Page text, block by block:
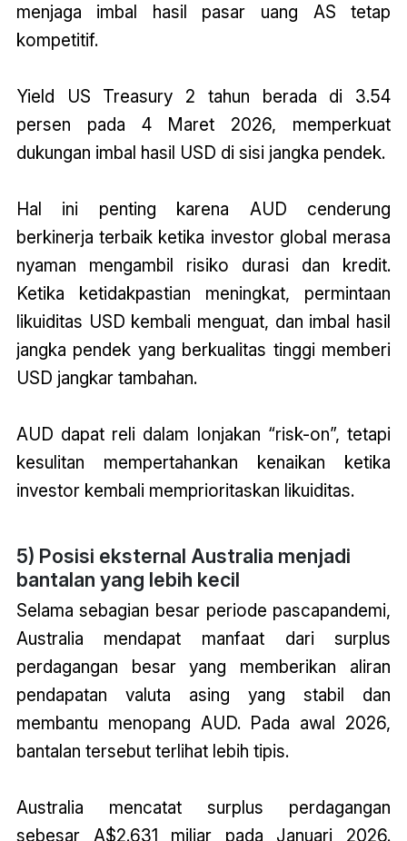
menjaga imbal hasil pasar uang AS tetap
kompetitif.
Yield US Treasury 2 tahun berada di 3.54
persen pada 4 Maret 2026, memperkuat
dukungan imbal hasil USD di sisi jangka pendek.
Hal ini penting karena AUD cenderung
berkinerja terbaik ketika investor global merasa
nyaman mengambil risiko durasi dan kredit.
Ketika ketidakpastian meningkat, permintaan
likuiditas USD kembali menguat, dan imbal hasil
jangka pendek yang berkualitas tinggi memberi
USD jangkar tambahan.
AUD dapat reli dalam lonjakan “risk-on”, tetapi
kesulitan mempertahankan kenaikan ketika
investor kembali memprioritaskan likuiditas.
5) Posisi eksternal Australia menjadi
bantalan yang lebih kecil
Selama sebagian besar periode pascapandemi,
Australia mendapat manfaat dari surplus
perdagangan besar yang memberikan aliran
pendapatan valuta asing yang stabil dan
membantu menopang AUD. Pada awal 2026,
bantalan tersebut terlihat lebih tipis.
Australia mencatat surplus perdagangan
sebesar A$2.631 miliar pada Januari 2026.